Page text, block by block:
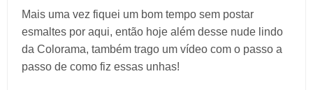
Mais uma vez fiquei um bom tempo sem postar
esmaltes por aqui, então hoje além desse nude lindo
da Colorama, também trago um vídeo com o passo a
passo de como fiz essas unhas!